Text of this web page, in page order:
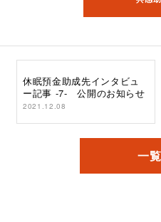
休眠預金助成先インタビュ
ー記事 -7- 公開のお知らせ
2021.12.08
一